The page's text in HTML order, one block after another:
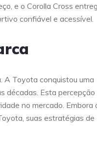
e o Corolla Cross
confiável e acessível.
A Toyota conquistou uma
décadas. Esta percepção
no mercado. Embora
suas estratégias de